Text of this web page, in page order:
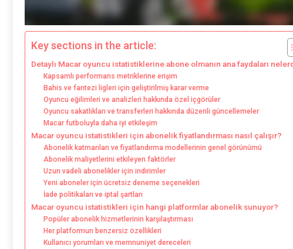
Key sections in the article:
Detaylı Macar oyuncu istatistiklerine abone olmanın ana faydaları
Kapsamlı performans metriklerine erişim
Bahis ve fantezi ligleri için geliştirilmiş karar verme
Oyuncu eğilimleri ve analizleri hakkında özel içgörüler
Oyuncu sakatlıkları ve transferleri hakkında düzenli güncellemeler
Macar futboluyla daha iyi etkileşim
Macar oyuncu istatistikleri için abonelik fiyatlandırması nasıl çalışır?
Abonelik katmanları ve fiyatlandırma modellerinin genel görünümü
Abonelik maliyetlerini etkileyen faktörler
Uzun vadeli abonelikler için indirimler
Yeni aboneler için ücretsiz deneme seçenekleri
İade politikaları ve iptal şartları
Macar oyuncu istatistikleri için hangi platformlar abonelik sunuyor?
Popüler abonelik hizmetlerinin karşılaştırması
Her platformun benzersiz özellikleri
Kullanıcı yorumları ve memnuniyet dereceleri